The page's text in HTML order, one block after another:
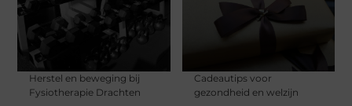
Herstel en beweging bij
Fysiotherapie Drachten
Cadeautips voor
gezondheid en welzijn